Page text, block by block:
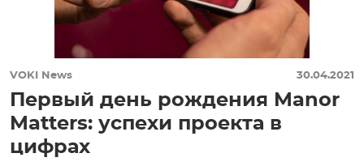
VOKI News 30.04.2021
Первый день рождения Manor
Matters: успехи проекта в
цифрах